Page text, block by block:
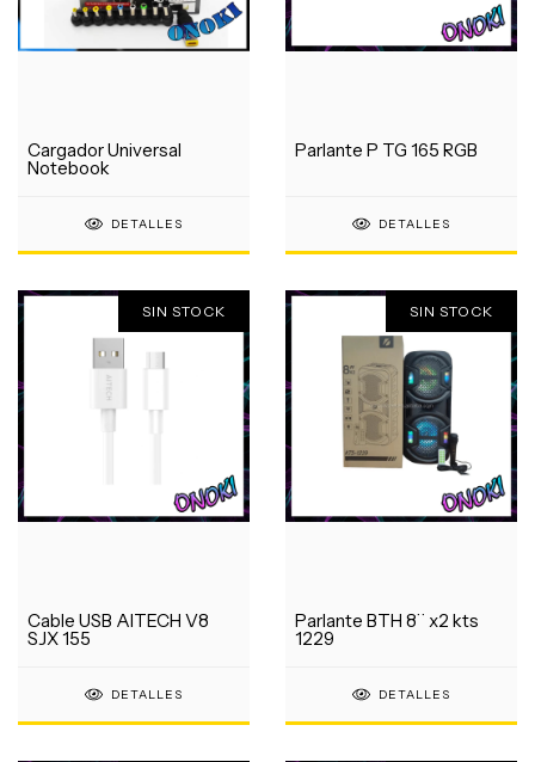
Cargador Universal
Notebook
DETALLES
Parlante P TG 165 RGB
DETALLES
SIN STOCK
Cable USB AITECH V8
SJX 155
DETALLES
SIN STOCK
Parlante BTH 8¨ x2 kts
1229
DETALLES